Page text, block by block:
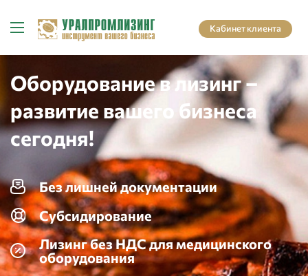
Кабинет клиента
Оборудование в лизинг –
развитие вашего бизнеса
сегодня!
Без лишней документации
Субсидирование
Лизинг без НДС для медицинского
оборудования